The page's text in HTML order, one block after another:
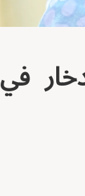
الادخار في